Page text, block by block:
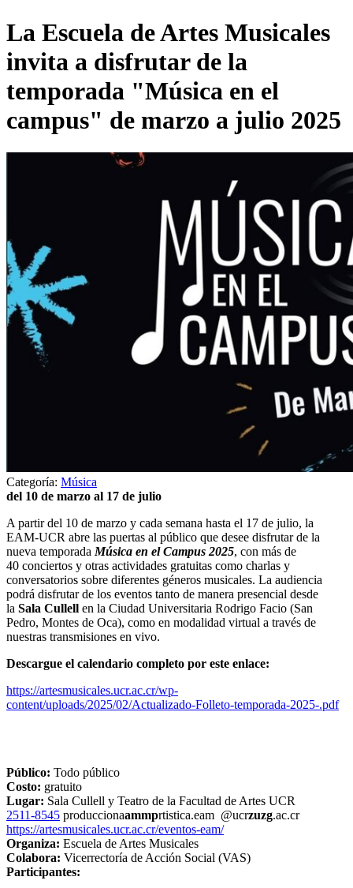
La Escuela de Artes Musicales
invita a disfrutar de la
temporada "Música en el
campus" de marzo a julio 2025
Categoría: Música
del 10 de marzo al 17 de julio
A partir del 10 de marzo y cada semana hasta el 17 de julio, la
EAM-UCR abre las puertas al público que desee disfrutar de la
nueva temporada Música en el Campus 2025, con más de
40 conciertos y otras actividades gratuitas como charlas y
conversatorios sobre diferentes géneros musicales. La audiencia
podrá disfrutar de los eventos tanto de manera presencial desde
la Sala Cullell en la Ciudad Universitaria Rodrigo Facio (San
Pedro, Montes de Oca), como en modalidad virtual a través de
nuestras transmisiones en vivo.
Descargue el calendario completo por este enlace:
https://artesmusicales.ucr.ac.cr/wp-
content/uploads/2025/02/Actualizado-Folleto-temporada-2025-.pdf
Público: Todo público
Costo: gratuito
Lugar: Sala Cullell y Teatro de la Facultad de Artes UCR
2511-8545 produccionaammprtistica.eam @ucrzuzg.ac.cr
https://artesmusicales.ucr.ac.cr/eventos-eam/
Organiza: Escuela de Artes Musicales
Colabora: Vicerrectoría de Acción Social (VAS)
Participantes: